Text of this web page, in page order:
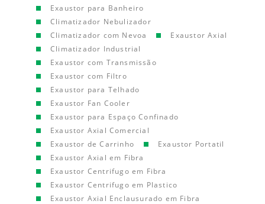
Exaustor para Banheiro
Climatizador Nebulizador
Climatizador com Nevoa
Exaustor Axial
Climatizador Industrial
Exaustor com Transmissão
Exaustor com Filtro
Exaustor para Telhado
Exaustor Fan Cooler
Exaustor para Espaço Confinado
Exaustor Axial Comercial
Exaustor de Carrinho
Exaustor Portatil
Exaustor Axial em Fibra
Exaustor Centrifugo em Fibra
Exaustor Centrifugo em Plastico
Exaustor Axial Enclausurado em Fibra